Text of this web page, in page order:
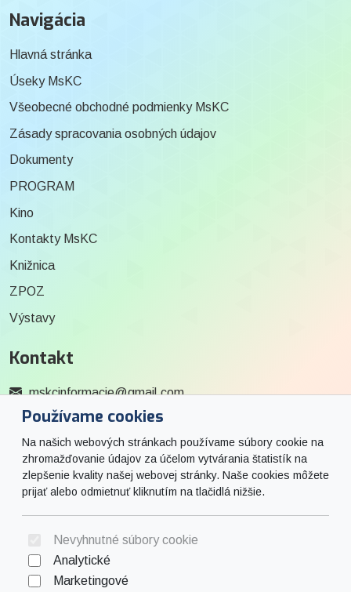
Používame cookies
Na našich webových stránkach používame súbory cookie na
zhromažďovanie údajov za účelom vytvárania štatistík na
zlepšenie kvality našej webovej stránky. Naše cookies môžete
prijať alebo odmietnuť kliknutím na tlačidlá nižšie.
Nevyhnutné súbory cookie
Analytické
Marketingové
Navigácia
Hlavná stránka
Úseky MsKC
Všeobecné obchodné podmienky MsKC
Zásady spracovania osobných údajov
Dokumenty
PROGRAM
Kino
Kontakty MsKC
Knižnica
ZPOZ
Výstavy
Kontakt
mskcinformacie@gmail.com
0915 727 244
Social
Facebook